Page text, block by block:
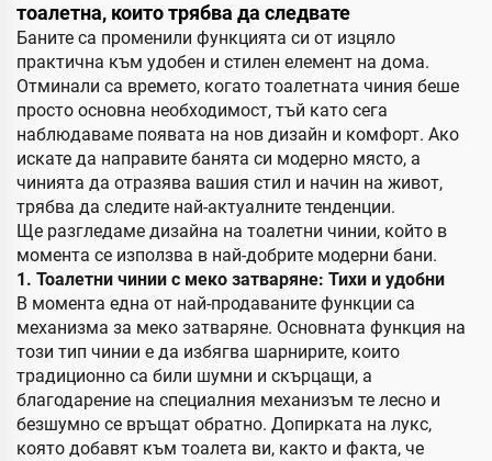
тоалетна, които трябва да следвате
Баните са променили функцията си от изцяло
практична към удобен и стилен елемент на дома.
Отминали са времето, когато тоалетната чиния беше
просто основна необходимост, тъй като сега
наблюдаваме появата на нов дизайн и комфорт. Ако
искате да направите банята си модерно място, а
чинията да отразява вашия стил и начин на живот,
трябва да следите най-актуалните тенденции.
Ще разгледаме дизайна на тоалетни чинии, който в
момента се използва в най-добрите модерни бани.
1. Тоалетни чинии с меко затваряне: Тихи и удобни
В момента една от най-продаваните функции са
механизма за меко затваряне. Основната функция на
този тип чинии е да избягва шарнирите, които
традиционно са били шумни и скърцащи, а
благодарение на специалния механизъм те лесно и
безшумно се връщат обратно. Допирката на лукс,
която добавят към тоалета ви, както и факта, че